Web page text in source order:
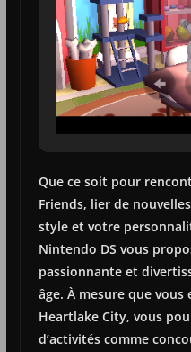
Que ce soit pour
Friends, lier de
style et votre
Nintendo DS vous
passionnante et
âge. À mesure que
Heartlake City, vous
d’activités comme